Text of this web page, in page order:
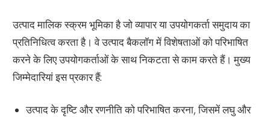
उत्पाद मालिक स्क्रम भूमिका है जो व्यापार या उपयोगकर्ता समुदाय का
प्रतिनिधित्व करता है। वे उत्पाद बैकलॉग में विशेषताओं को परिभाषित
करने के लिए उपयोगकर्ताओं के साथ निकटता से काम करते हैं। मुख्य
जिम्मेदारियां इस प्रकार हैं:
उत्पाद के दृष्टि और रणनीति को परिभाषित करना, जिसमें लघु और